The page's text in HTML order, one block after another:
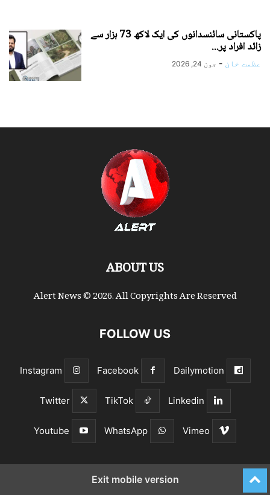
پاکستانی سائنسدانوں کی ایک لاکھ 73 ہزار سے
زائد افراد پر...
عظمت خان - جون 24, 2026
ABOUT US
Alert News © 2026. All Copyrights Are Reserved
FOLLOW US
Dailymotion
Facebook
Instagram
Linkedin
TikTok
Twitter
Vimeo
WhatsApp
Youtube
Exit mobile version